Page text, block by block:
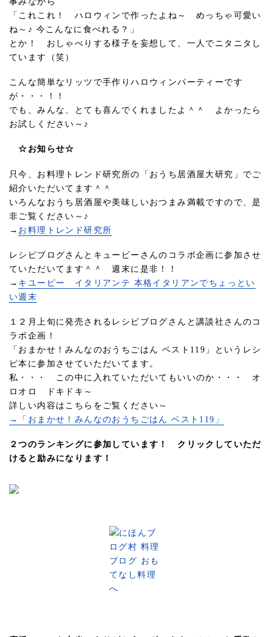
「これこれ！ ハロウィンで作ったよね～ めっちゃ可愛い
ね～♪ 今こんなに食べれる？」
とか！ おしゃべりする様子を妄想して、一人でニタニタし
ています（笑）
こんな簡単なリッツで手作りハロウィンパーティーです
が・・・！！
でも、みんな、とても喜んでくれましたよ＾＾ よかったら
お試しください～♪
☆お知らせ☆
只今、お料理トレンド研究所の「おうち居酒屋大研究」でご
紹介いただいてます＾＾
いろんなおうち居酒屋や美味しいおつまみ満載ですので、是
非ご覧ください～♪
→ お料理トレンド研究所
レシピブログさんとキューピーさんのコラボ企画に参加させ
ていただいてます＾＾ 週末に是非！！
→ キユーピー イタリアンテ 本格イタリアンでちょっとい
い週末
１２月上旬に発売されるレシピブログさんと講談社さんのコ
ラボ企画！
「おまかせ！みんなのおうちごはん ベスト119」というレシ
ピ本に参加させていただいてます。
私・・・ この中に入れていただいてもいいのか・・・ オ
ロオロ ドキドキ～
詳しい内容はこちらをご覧ください～
→「おまかせ！みんなのおうちごはん ベスト119」
２つのランキングに参加しています！ クリックしていただ
けると励みになります！